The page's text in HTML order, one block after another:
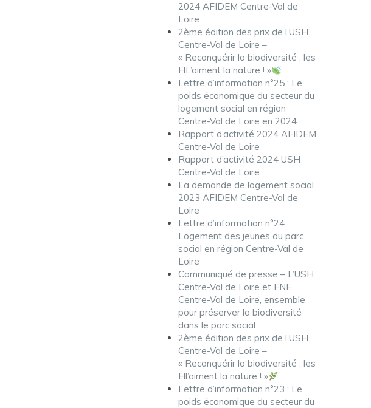
2024 AFIDEM Centre-Val de
Loire
2ème édition des prix de l’USH
Centre-Val de Loire –
« Reconquérir la biodiversité : les
HL’aiment la nature ! »
Lettre d’information n°25 : Le
poids économique du secteur du
logement social en région
Centre-Val de Loire en 2024
Rapport d’activité 2024 AFIDEM
Centre-Val de Loire
Rapport d’activité 2024 USH
Centre-Val de Loire
La demande de logement social
2023 AFIDEM Centre-Val de
Loire
Lettre d’information n°24 :
Logement des jeunes du parc
social en région Centre-Val de
Loire
Communiqué de presse – L’USH
Centre-Val de Loire et FNE
Centre-Val de Loire, ensemble
pour préserver la biodiversité
dans le parc social
2ème édition des prix de l’USH
Centre-Val de Loire –
« Reconquérir la biodiversité : les
Hl’aiment la nature ! »
Lettre d’information n°23 : Le
poids économique du secteur du